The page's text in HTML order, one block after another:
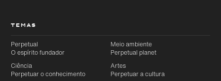
TEMAS
Perpetual
O espírito fundador
Meio ambiente
Perpetual planet
Ciência
Perpetuar o conhecimento
Artes
Perpetuar a cultura